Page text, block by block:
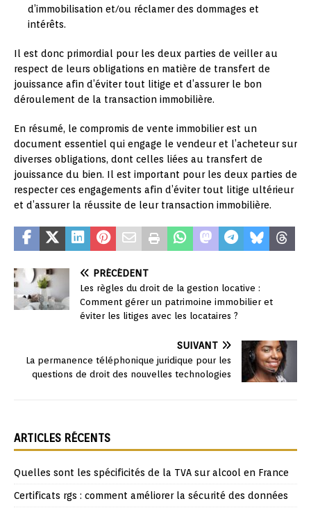
d’immobilisation et/ou réclamer des dommages et
intérêts.
Il est donc primordial pour les deux parties de veiller au
respect de leurs obligations en matière de transfert de
jouissance afin d’éviter tout litige et d’assurer le bon
déroulement de la transaction immobilière.
En résumé, le compromis de vente immobilier est un
document essentiel qui engage le vendeur et l’acheteur sur
diverses obligations, dont celles liées au transfert de
jouissance du bien. Il est important pour les deux parties de
respecter ces engagements afin d’éviter tout litige ultérieur
et d’assurer la réussite de leur transaction immobilière.
PRÉCÉDENT
Les règles du droit de la gestion locative :
Comment gérer un patrimoine immobilier et
éviter les litiges avec les locataires ?
SUIVANT
La permanence téléphonique juridique pour les
questions de droit des nouvelles technologies
ARTICLES RÉCENTS
Quelles sont les spécificités de la TVA sur alcool en France
Certificats rgs : comment améliorer la sécurité des données